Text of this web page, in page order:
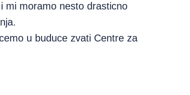
mi moramo nesto drasticno
u buduce zvati Centre za